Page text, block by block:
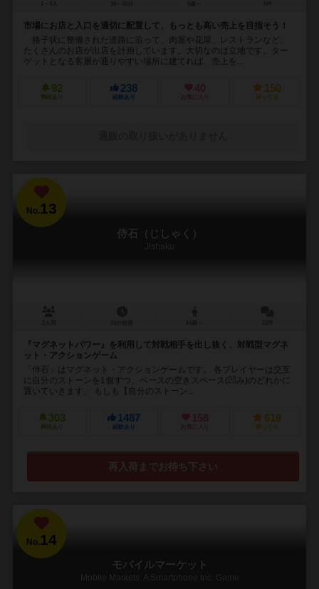
市場にお店と入口を適切に配置して、もっとも高い売上を目指そう！
格子状に整備された道路に沿って、肉屋や花屋、レストランなど、
たくさんのお店が出店を計画しています。大切なのは立地です。ター
ゲットとなる客層が通りやすい場所に建てれば、売上を...
92
興味あり
238
経験あり
40
お気に入り
150
持ってる
No.13
侍石（じしゃく）
Jishaku
『マグネットパワー』を利用して対戦相手を出し抜く、対戦型マグネ
ット・アクションゲーム
「侍石」はマグネット・アクションゲームです。 各プレイヤーは交互
に自分のストーンを1個ずつ、ベースの空きスペース(凹み)のどれかに
置いていきます。 もしも【自分のストーン...
303
興味あり
1487
経験あり
158
お気に入り
619
持ってる
再入荷までお待ち下さい
No.14
モバイルマーケット
Mobile Markets: A Smartphone Inc. Game